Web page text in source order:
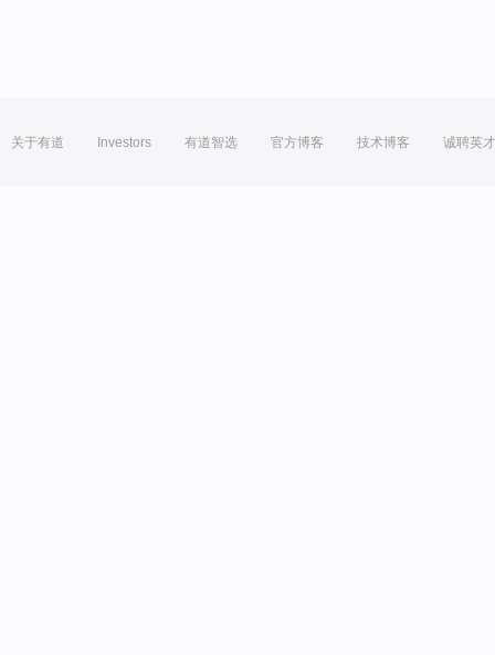
关于有道 Investors 有道智选 官方博客 技术博客 诚聘英才